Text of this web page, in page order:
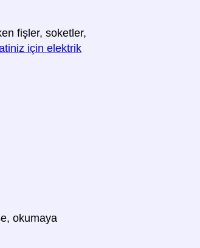
fişler, soketler,
için elektrik
okumaya